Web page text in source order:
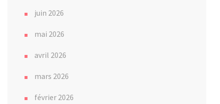
juin 2026
mai 2026
avril 2026
mars 2026
février 2026